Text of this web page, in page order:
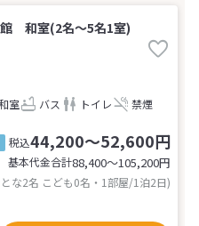
館 和室(2名～5名1室)
室 バス トイレ 禁煙
税込44,200～52,600円
基本代金合計88,400〜105,200円
な2名 こども0名・1部屋/1泊2日)